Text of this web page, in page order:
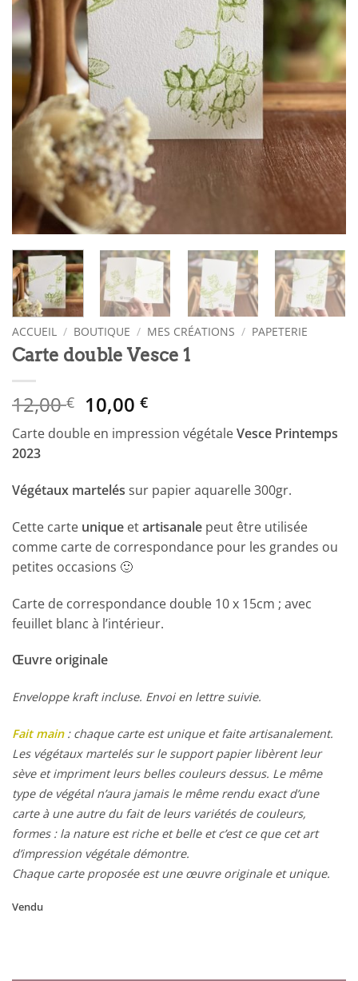
ACCUEIL / BOUTIQUE / MES CRÉATIONS / PAPETERIE
Carte double Vesce 1
12,00€ Le
prix
initial
12,00 €.
10,00€Le
prix
actuel
10,00 €.
Carte double en impression végétaleVesce Printemps
2023
Végétaux martelés sur papier aquarelle 300gr.
Cette carte unique etartisanale peut être utilisée
comme carte de correspondance pour les grandes ou
petites occasions 🙂
Carte de correspondance double 10 x 15cm ; avec
feuillet blanc à l’intérieur.
Œuvre originale
Enveloppe kraft incluse. Envoi en lettre suivie.
Fait main: chaque carte est unique et faite artisanalement.
Les végétaux martelés sur le support papier libèrent leur
sève et impriment leurs belles couleurs dessus. Le même
type de végétal n’aura jamais le même rendu exact d’une
carte à une autre du fait de leurs variétés de couleurs,
formes : la nature est riche et belle et c’est ce que cet art
d’impression végétale démontre.
Chaque carte proposée est une œuvre originale et unique.
Vendu